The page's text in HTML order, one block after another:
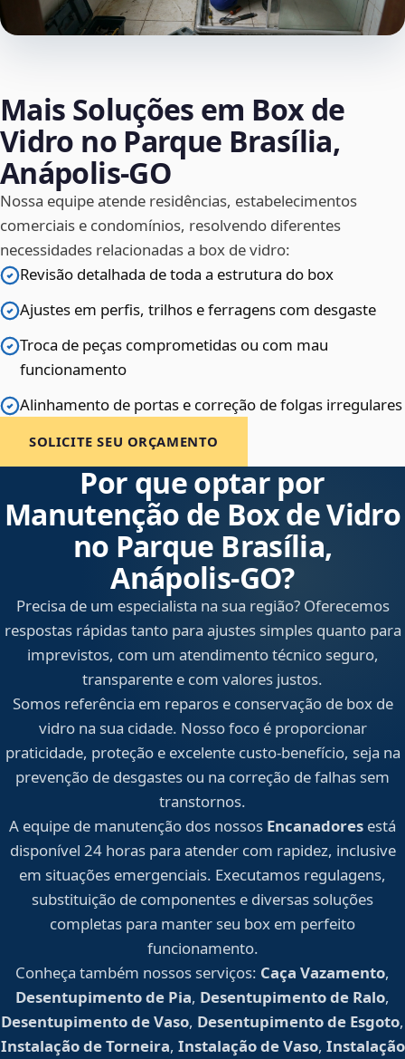
Mais Soluções em Box de
Vidro no Parque Brasília,
Anápolis‑GO
Nossa equipe atende residências, estabelecimentos
comerciais e condomínios, resolvendo diferentes
necessidades relacionadas a box de vidro:
Revisão detalhada de toda a estrutura do box
Ajustes em perfis, trilhos e ferragens com desgaste
Troca de peças comprometidas ou com mau
funcionamento
Alinhamento de portas e correção de folgas irregulares
SOLICITE SEU ORÇAMENTO
Por que optar por
Manutenção de Box de Vidro
no Parque Brasília,
Anápolis‑GO?
Precisa de um especialista na sua região? Oferecemos
respostas rápidas tanto para ajustes simples quanto para
imprevistos, com um atendimento técnico seguro,
transparente e com valores justos.
Somos referência em reparos e conservação de box de
vidro na sua cidade. Nosso foco é proporcionar
praticidade, proteção e excelente custo-benefício, seja na
prevenção de desgastes ou na correção de falhas sem
transtornos.
A equipe de manutenção dos nossos Encanadores está
disponível 24 horas para atender com rapidez, inclusive
em situações emergenciais. Executamos regulagens,
substituição de componentes e diversas soluções
completas para manter seu box em perfeito
funcionamento.
Conheça também nossos serviços: Caça Vazamento,
Desentupimento de Pia, Desentupimento de Ralo,
Desentupimento de Vaso, Desentupimento de Esgoto,
Instalação de Torneira, Instalação de Vaso, Instalação